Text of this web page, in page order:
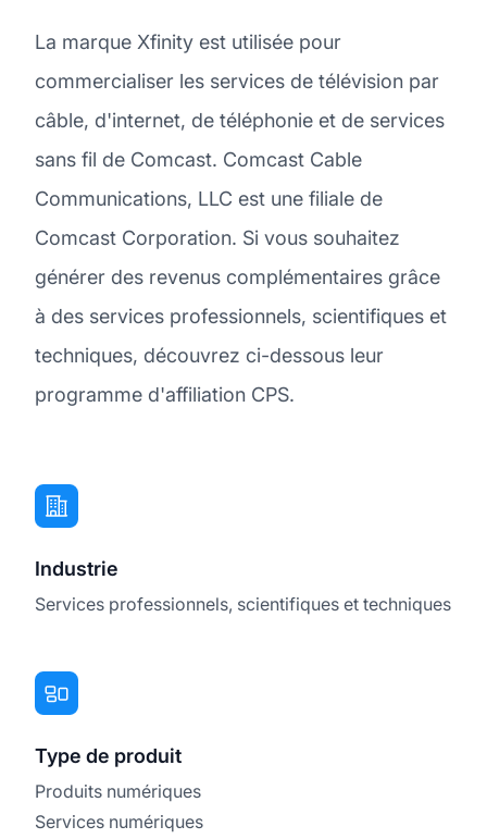
La marque Xfinity est utilisée pour
commercialiser les services de télévision par
câble, d'internet, de téléphonie et de services
sans fil de Comcast. Comcast Cable
Communications, LLC est une filiale de
Comcast Corporation. Si vous souhaitez
générer des revenus complémentaires grâce
à des services professionnels, scientifiques et
techniques, découvrez ci-dessous leur
programme d'affiliation CPS.
Industrie
Services professionnels, scientifiques et techniques
Type de produit
Produits numériques
Services numériques